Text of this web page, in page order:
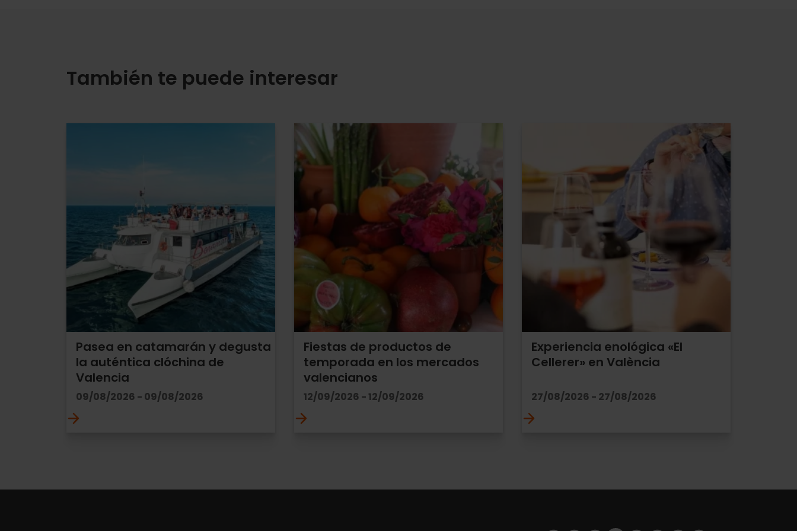
También te puede interesar
Pasea en catamarán y degusta
la auténtica clóchina de
Valencia
09/08/2026 - 09/08/2026
Fiestas de productos de
temporada en los mercados
valencianos
12/09/2026 - 12/09/2026
Experiencia enológica «El
Cellerer» en València
27/08/2026 - 27/08/2026